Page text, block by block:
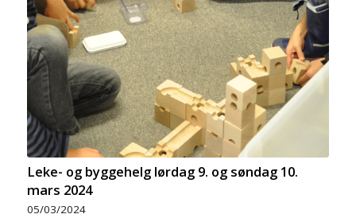
Leke- og byggehelg lørdag 9. og søndag 10.
mars 2024
05/03/2024